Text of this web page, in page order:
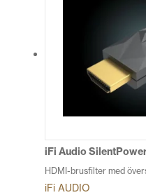
iFi Audio
HDMI-brusfilter med
iFi AUDIO